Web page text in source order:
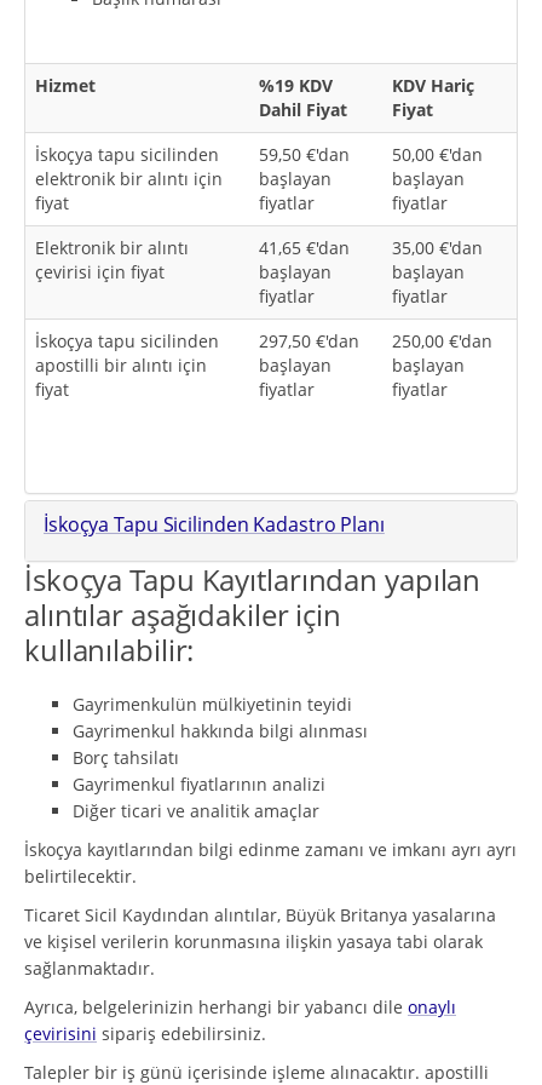
Hizmet
%19 KDV
Dahil Fiyat
KDV Hariç
Fiyat
İskoçya tapu sicilinden
elektronik bir alıntı için
fiyat
59,50 €'dan
başlayan
fiyatlar
50,00 €'dan
başlayan
fiyatlar
Elektronik bir alıntı
çevirisi için fiyat
41,65 €'dan
başlayan
fiyatlar
35,00 €'dan
başlayan
fiyatlar
İskoçya tapu sicilinden
apostilli bir alıntı için
fiyat
297,50 €'dan
başlayan
fiyatlar
250,00 €'dan
başlayan
fiyatlar
İskoçya Tapu Sicilinden Kadastro Planı
İskoçya Tapu Kayıtlarından yapılan
alıntılar aşağıdakiler için
kullanılabilir:
Gayrimenkulün mülkiyetinin teyidi
Gayrimenkul hakkında bilgi alınması
Borç tahsilatı
Gayrimenkul fiyatlarının analizi
Diğer ticari ve analitik amaçlar
İskoçya kayıtlarından bilgi edinme zamanı ve imkanı ayrı ayrı
belirtilecektir.
Ticaret Sicil Kaydından alıntılar, Büyük Britanya yasalarına
ve kişisel verilerin korunmasına ilişkin yasaya tabi olarak
sağlanmaktadır.
Ayrıca, belgelerinizin herhangi bir yabancı dile onaylı
çevirisini sipariş edebilirsiniz.
Talepler bir iş günü içerisinde işleme alınacaktır. apostilli